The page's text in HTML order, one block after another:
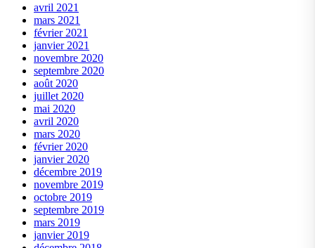
avril 2021
mars 2021
février 2021
janvier 2021
novembre 2020
septembre 2020
août 2020
juillet 2020
mai 2020
avril 2020
mars 2020
février 2020
janvier 2020
décembre 2019
novembre 2019
octobre 2019
septembre 2019
mars 2019
janvier 2019